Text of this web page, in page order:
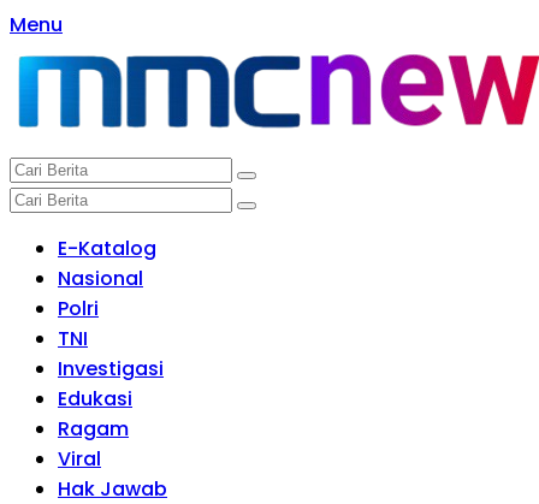
Langsung
ke
konten
Menu
E-Katalog
Nasional
Polri
TNI
Investigasi
Edukasi
Ragam
Viral
Hak Jawab